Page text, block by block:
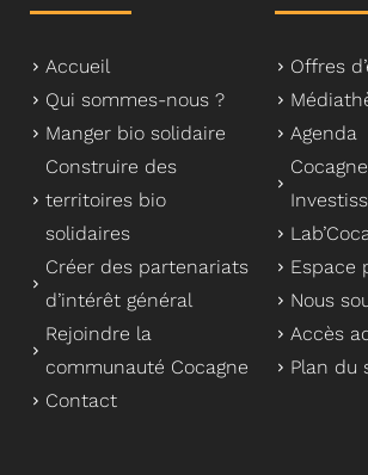
Accueil
Qui sommes-nous ?
Manger bio solidaire
Construire des
territoires bio
solidaires
Créer des partenariats
d’intérêt général
Rejoindre la
communauté Cocagne
Contact
Offres
Agenda
Cocagne
Espace
Nous
Accès
Plan du